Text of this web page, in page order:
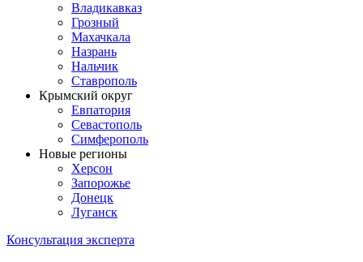
Владикавказ
Грозный
Махачкала
Назрань
Нальчик
Ставрополь
Крымский округ
Евпатория
Севастополь
Симферополь
Новые регионы
Херсон
Запорожье
Донецк
Луганск
Консультация эксперта